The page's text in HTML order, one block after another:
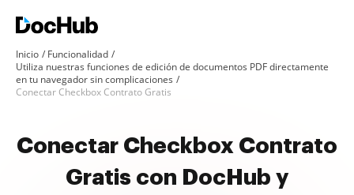
Inicio
Funcionalidad
Utiliza nuestras funciones de edición de documentos PDF directamente
en tu navegador sin complicaciones
Conectar Checkbox Contrato Gratis
Conectar Checkbox Contrato
Gratis con DocHub y